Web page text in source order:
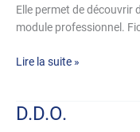
Elle permet de découvrir
module professionnel.
Lire la suite »
D.D.O.
D.D.O.